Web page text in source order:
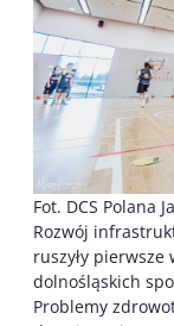
Fot. DCS Polana
Rozwój
ruszyły pierwsze
dolnośląskich
Problemy